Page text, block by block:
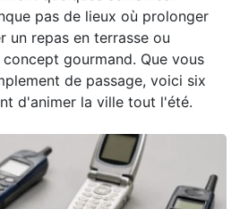
pas de lieux où prolonger
un repas en terrasse ou
gourmand. Que vous
de passage, voici six
d'animer la ville tout l'été.